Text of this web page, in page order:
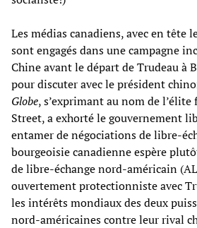
Les médias canadiens, avec en tête
sont engagés dans une campagne
Chine avant le départ de Trudeau à
pour discuter avec le président
Globe, s’exprimant au nom de
Street, a exhorté le gouvernement
entamer de négociations de libre-
bourgeoisie canadienne espère
de libre-échange nord-américain
ouvertement protectionniste avec
les intérêts mondiaux des deux
nord-américaines contre leur rival